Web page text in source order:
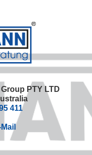
PTY LTD
411